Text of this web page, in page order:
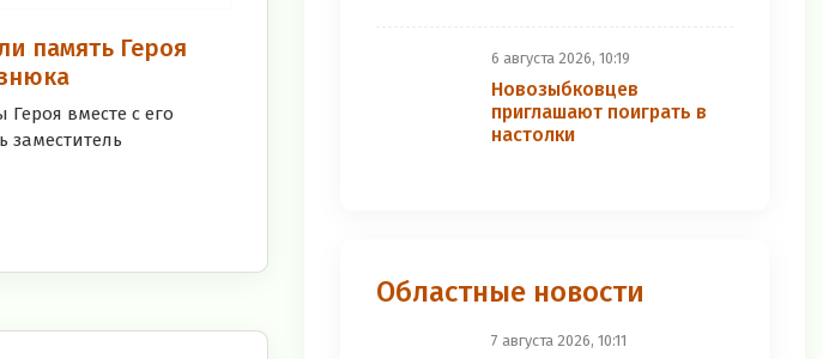
память Героя
вместе с его
заместитель
6 августа 2026, 10:19
Новозыбковцев
приглашают поиграть в
настолки
Областные новости
7 августа 2026, 10:11